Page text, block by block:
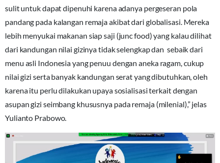
sulit untuk dapat dipenuhi karena adanya pergeseran pola
pandang pada kalangan remaja akibat dari globalisasi. Mereka
lebih menyukai makanan siap saji (junc food) yang kalau dilihat
dari kandungan nilai gizinya tidak selengkap dan sebaik dari
menu asli Indonesia yang penuu dengan aneka ragam, cukup
nilai gizi serta banyak kandungan serat yang dibutuhkan, oleh
karena itu perlu dilakukan upaya sosialisasi terkait dengan
asupan gizi seimbang khususnya pada remaja (milenial),” jelas
Yulianto Prabowo.